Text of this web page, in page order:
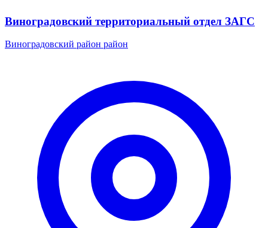
Виноградовский территориальный отдел ЗАГС
Виноградовский район район